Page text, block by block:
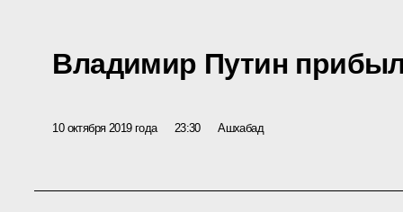
Владимир Путин
10 октября 2019 года 23:30 Ашхабад